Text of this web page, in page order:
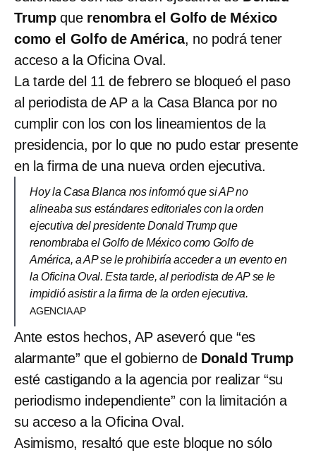
Trumpque renombra el Golfo de México
como el Golfo de América, no podrá tener
acceso a la Oficina Oval.
La tarde del 11 de febrero se bloqueó el paso
al periodista de AP a la Casa Blanca por no
cumplir con los con los lineamientos de la
presidencia, por lo que no pudo estar presente
en la firma de una nueva orden ejecutiva.
Hoy la Casa Blanca nos informó que si AP no
alineaba sus estándares editoriales con la orden
ejecutiva del presidente Donald Trump que
renombraba el Golfo de México como Golfo de
América, a AP se le prohibiría acceder a un evento en
la Oficina Oval. Esta tarde, al periodista de AP se le
impidió asistir a la firma de la orden ejecutiva.
AGENCIA AP
Ante estos hechos, AP aseveró que “es
alarmante” que el gobierno de Donald Trump
esté castigando a la agencia por realizar “su
periodismo independiente” con la limitación a
su acceso a la Oficina Oval.
Asimismo, resaltó que este bloque no sólo